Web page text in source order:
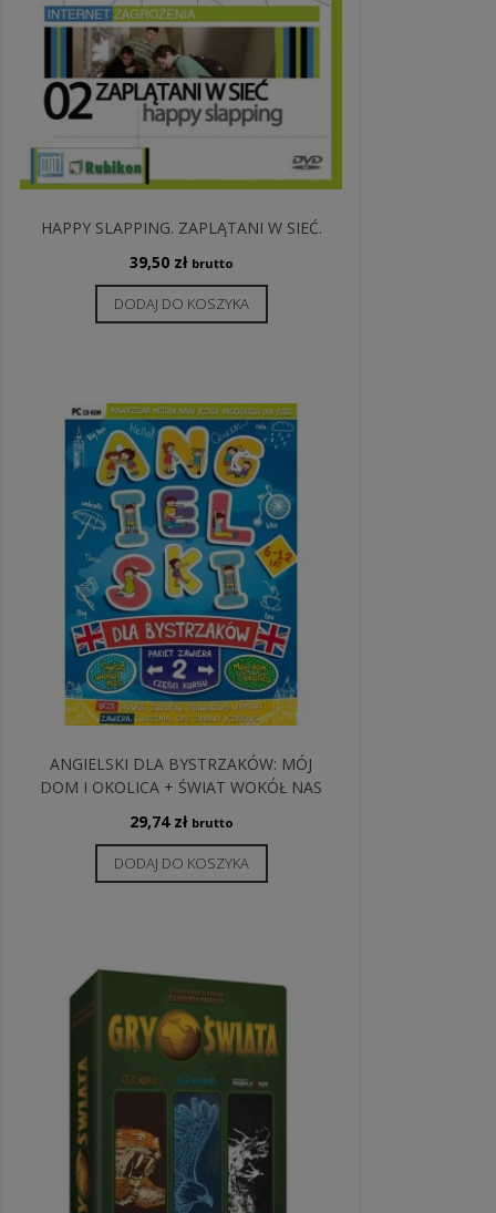
HAPPY SLAPPING. ZAPLĄTANI W SIEĆ.
39,50 zł brutto
DODAJ DO KOSZYKA
ANGIELSKI DLA BYSTRZAKÓW: MÓJ
DOM I OKOLICA + ŚWIAT WOKÓŁ NAS
29,74 zł brutto
DODAJ DO KOSZYKA